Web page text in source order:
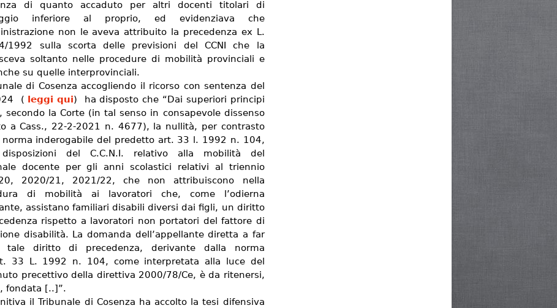
di quanto accaduto per altri docenti titolari di
inferiore al proprio, ed evidenziava che
non le aveva attribuito la precedenza ex L.
1992 sulla scorta delle previsioni del CCNI che la
soltanto nelle procedure di mobilità provinciali e
su quelle interprovinciali.
di Cosenza accogliendo il ricorso con sentenza del
( leggi qui) ha disposto che “Dai superiori principi
secondo la Corte (in tal senso in consapevole dissenso
a Cass., 22-2-2021 n. 4677), la nullità, per contrasto
norma inderogabile del predetto art. 33 l. 1992 n. 104,
del C.C.N.I. relativo alla mobilità del
docente per gli anni scolastici relativi al triennio
2020/21, 2021/22, che non attribuiscono nella
di mobilità ai lavoratori che, come l’odierna
assistano familiari disabili diversi dai figli, un diritto
rispetto a lavoratori non portatori del fattore di
disabilità. La domanda dell’appellante diretta a far
tale diritto di precedenza, derivante dalla norma
33 L. 1992 n. 104, come interpretata alla luce del
precettivo della direttiva 2000/78/Ce, è da ritenersi,
fondata [..]”.
il Tribunale di Cosenza ha accolto la tesi difensiva